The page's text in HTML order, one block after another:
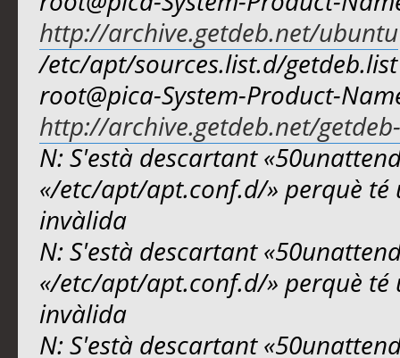
http://archive.getdeb.net/ubuntu
/etc/apt/sources.list.d/
root@pica-System-Product-
http://archive.getdeb.net/
N: S'està descartant
«/etc/apt/apt.conf.d/» perquè té
invàlida
N: S'està descartant
«/etc/apt/apt.conf.d/» perquè té
invàlida
N: S'està descartant